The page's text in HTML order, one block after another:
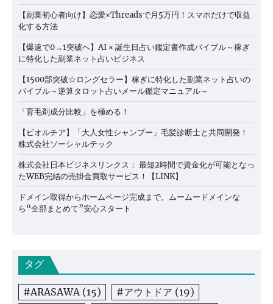
【副業初心者向け】恋愛×Threadsで月5万円！スマホだけで収益
化する方法
【爆速で0→1突破へ】AI × 誕生日占い鑑定書作成バイブル～稼ぎ
に特化した副業ネット占いビジネス
【1500部突破☆ロングセラー】稼ぎに特化した副業ネット占いの
バイブル～逆算タロット占いメール鑑定マニュアル～
「育毛剤成分比較」を極める！
【ビオルチア】「大人女性シャンプー」毛髪診断士と共同開発！
株式会社ソーシャルテック
株式会社日本ビジネスリンクス： 最短2時間で資金化が可能となっ
たWEB完結の売掛金買取サービス！【LINK】
ドメイン取得からホームページ完成まで。ムームードメインな
ら“全部まとめて”安心スタート
タグ
#ARASAWA (15) #アウトドア (19)